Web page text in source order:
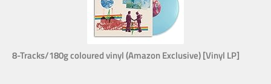
8-Tracks/180g coloured vinyl (Amazon Exclusive) [Vinyl LP]